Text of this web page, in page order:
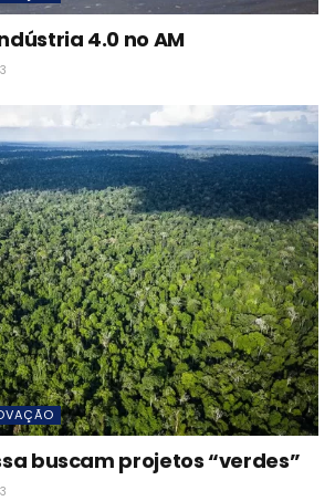
4.0 no AM
buscam projetos “verdes”